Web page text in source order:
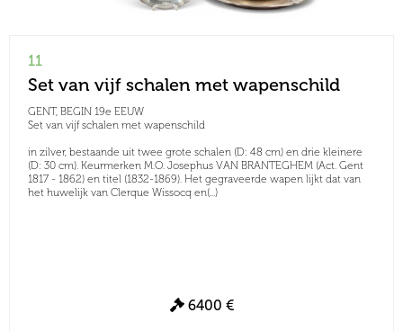
11
Set van vijf schalen met wapenschild
GENT, BEGIN 19e EEUW
Set van vijf schalen met wapenschild
in zilver, bestaande uit twee grote schalen (D: 48 cm) en drie kleinere
(D: 30 cm). Keurmerken M.O. Josephus VAN BRANTEGHEM (Act. Gent
1817 - 1862) en titel (1832-1869). Het gegraveerde wapen lijkt dat van
het huwelijk van Clerque Wissocq en(...)
6400 €